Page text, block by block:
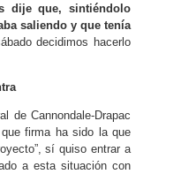
dije que, sintiéndolo
saliendo y que tenía
decidimos hacerlo
de Cannondale-Drapac
firma ha sido la que
sí quiso entrar a
a esta situación con